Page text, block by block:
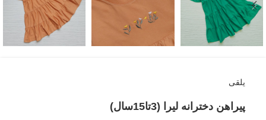
یلقی
پیراهن دخترانه لیرا (3تا15سال)